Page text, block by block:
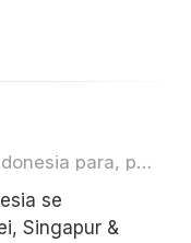
¿Qué países están cerca de Indonesia para, por ejemplo, viajar o volar?
se
Singapur &